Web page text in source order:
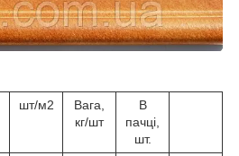
шт/м2
Вага,
кг/шт
В
пачці,
шт.